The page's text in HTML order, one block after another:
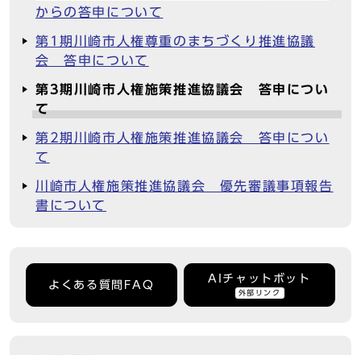
からの答申について
第1期川崎市人権尊重のまちづくり推進協議
会 答申について
第3期川崎市人権施策推進協議会 答申につい
て
第2期川崎市人権施策推進協議会 答申につい
て
川崎市人権施策推進協議会 優先審議事項報告
書について
よくある質問FAQ
AIチャットボット
外部リンク